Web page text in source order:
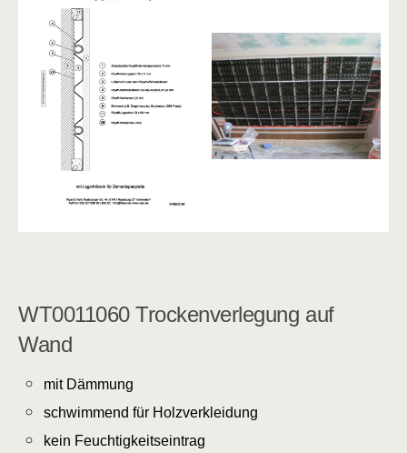
WT0011060 Trockenverlegung auf
Wand
mit Dämmung
schwimmend für Holzverkleidung
kein Feuchtigkeitseintrag